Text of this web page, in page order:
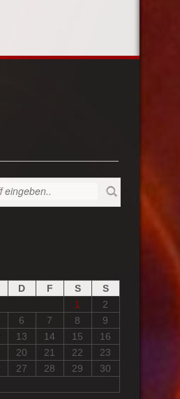
D F S
S
1
2
6 7 8
9
13 14 15
16
20 21 22
23
27 28 29
30